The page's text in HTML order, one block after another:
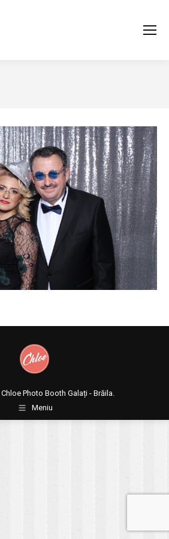
Chloe Photo Booth Galați - Brăila.
Meniu